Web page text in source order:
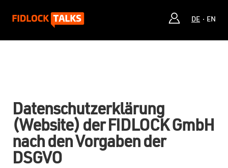
DE EN
Datenschutzerklärung
(Website) der FIDLOCK GmbH
nach den Vorgaben der
DSGVO